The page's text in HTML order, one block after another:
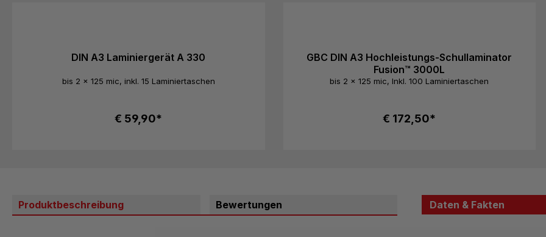
DIN A3 Laminiergerät A 330
bis 2 x 125 mic, inkl. 15 Laminiertaschen
€ 59,90*
GBC DIN A3 Hochleistungs-Schullaminator
Fusion™ 3000L
bis 2 x 125 mic, Inkl. 100 Laminiertaschen
€ 172,50*
Produktbeschreibung Bewertungen Daten & Fakten